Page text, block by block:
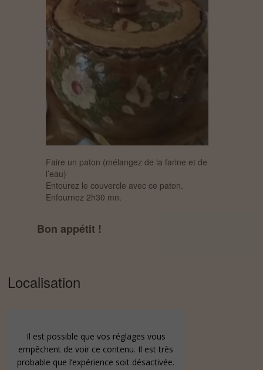
Faire un paton (mélangez de la farine et de
l’eau)
Entourez le couvercle avec ce paton.
Enfournez 2h30 mn.
Bon appétit !
Localisation
Il est possible que vos réglages vous
empêchent de voir ce contenu. Il est très
probable que l’expérience soit désactivée.